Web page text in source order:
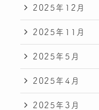
2025年12月
2025年11月
2025年5月
2025年4月
2025年3月